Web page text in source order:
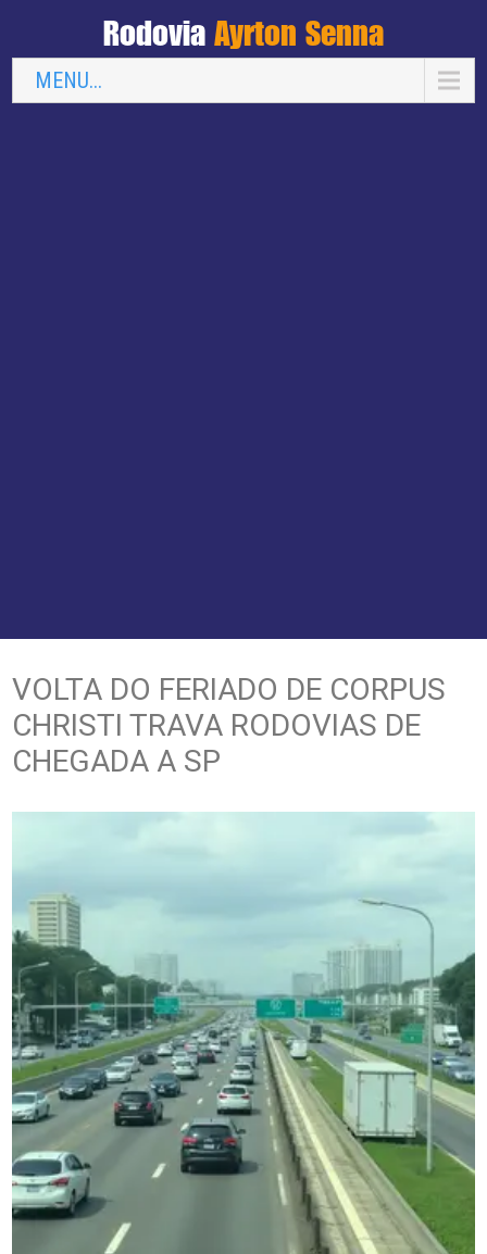
Rodovia Ayrton Senna
MENU...
VOLTA DO FERIADO DE CORPUS
CHRISTI TRAVA RODOVIAS DE
CHEGADA A SP